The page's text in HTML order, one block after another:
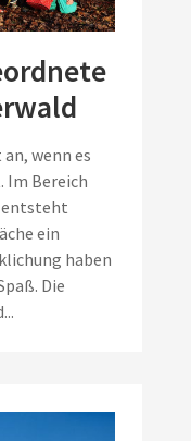
wenn es
Im Bereich
entsteht
ein
haben
Die